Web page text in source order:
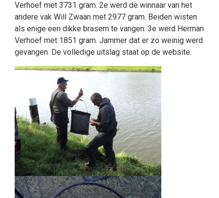
Verhoef met 3731 gram. 2e werd de winnaar van het
andere vak Will Zwaan met 2977 gram. Beiden wisten
als enige een dikke brasem te vangen. 3e werd Herman
Verhoef met 1851 gram. Jammer dat er zo weinig werd
gevangen. De volledige uitslag staat op de website.